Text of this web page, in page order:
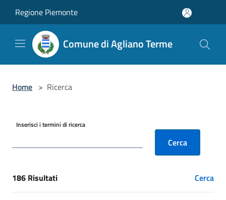
Regione Piemonte
Comune di Agliano Terme
Home > Ricerca
Inserisci i termini di ricerca
Cerca
[results] Risultati
186 Risultati Cerca